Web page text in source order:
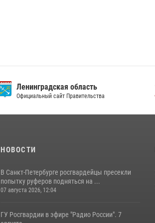
Ленинградская область
Официальный сайт Правительства
НОВОСТИ
В Санкт-Петербурге росгвардейцы пресекли
попытку руферов подняться на ...
07 августа 2026, 12:04
ГУ Росгвардии в эфире "Радио России". 7